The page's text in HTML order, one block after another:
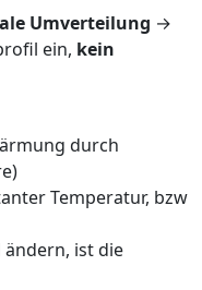
Umverteilung →
ein, kein
durch
Temperatur, bzw
ändern, ist die